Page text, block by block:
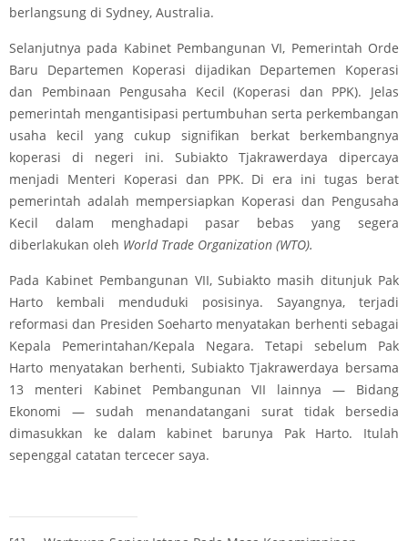
berlangsung di Sydney, Australia.
Selanjutnya pada Kabinet Pembangunan VI, Pemerintah Orde
Baru Departemen Koperasi dijadikan Departemen Koperasi
dan Pembinaan Pengusaha Kecil (Koperasi dan PPK). Jelas
pemerintah mengantisipasi pertumbuhan serta perkembangan
usaha kecil yang cukup signifikan berkat berkembangnya
koperasi di negeri ini. Subiakto Tjakrawerdaya dipercaya
menjadi Menteri Koperasi dan PPK. Di era ini tugas berat
pemerintah adalah mempersiapkan Koperasi dan Pengusaha
Kecil dalam menghadapi pasar bebas yang segera
diberlakukan oleh World Trade Organization (WTO).
Pada Kabinet Pembangunan VII, Subiakto masih ditunjuk Pak
Harto kembali menduduki posisinya. Sayangnya, terjadi
reformasi dan Presiden Soeharto menyatakan berhenti sebagai
Kepala Pemerintahan/Kepala Negara. Tetapi sebelum Pak
Harto menyatakan berhenti, Subiakto Tjakrawerdaya bersama
13 menteri Kabinet Pembangunan VII lainnya — Bidang
Ekonomi — sudah menandatangani surat tidak bersedia
dimasukkan ke dalam kabinet barunya Pak Harto. Itulah
sepenggal catatan tercecer saya.